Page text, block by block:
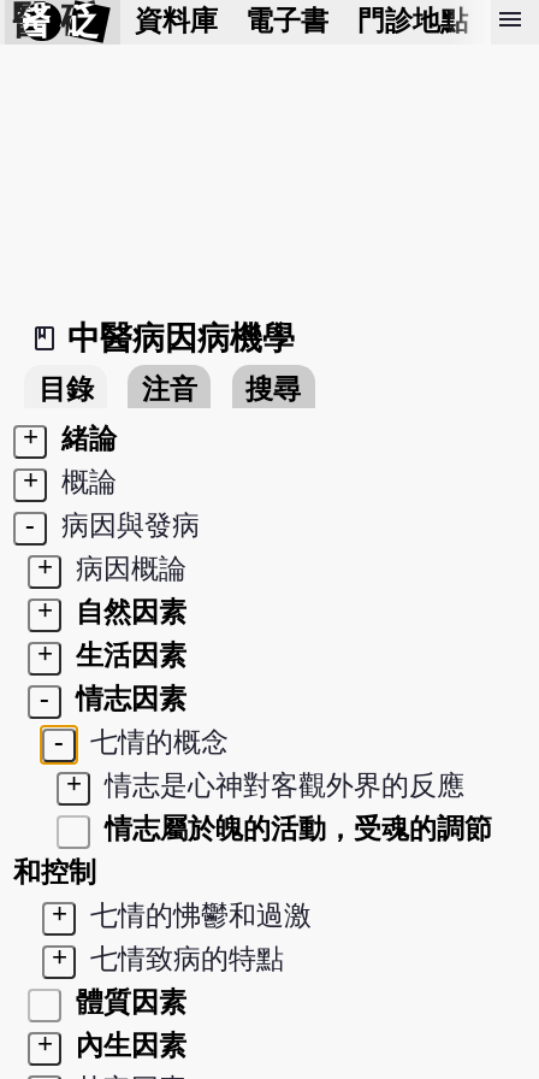
醫 砭 資料庫 電子書 門診地點 預
menu
book_2
中醫病因病機學
目錄 注音
搜尋
+
緒論
+
概論
-
病因與發病
+
病因概論
+
自然因素
+
生活因素
-
情志因素
-
七情的概念
+
情志是心神對客觀外界的反應
情志屬於魄的活動，受魂的調節
和控制
+
七情的怫鬱和過激
+
七情致病的特點
體質因素
+
內生因素